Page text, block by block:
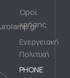
Όροι
χρήσης
Ενεργειακή
Πολιτική
PHONE